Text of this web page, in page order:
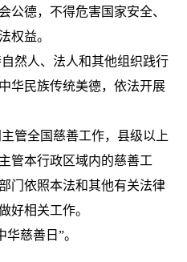
公德，不得危害国家安全、
权益。
然人、法人和其他组织践行
华民族传统美德，依法开展
管全国慈善工作，县级以上
管本行政区域内的慈善工
门依照本法和其他有关法律
好相关工作。
华慈善日”。